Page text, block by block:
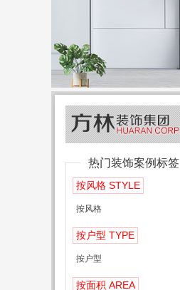
热门装饰案例标签
按风格 STYLE
按风格
按户型 TYPE
按户型
按面积 AREA